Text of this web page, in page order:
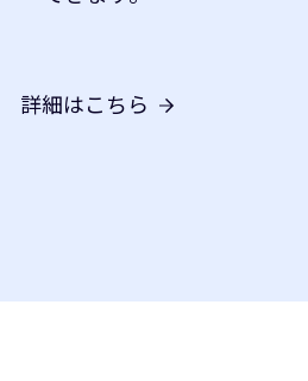
詳細はこちら